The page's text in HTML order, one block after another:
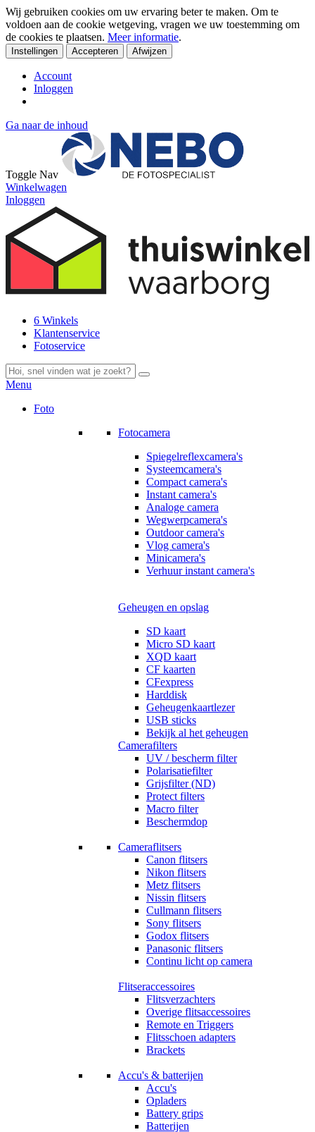
Wij gebruiken cookies om uw ervaring beter te maken. Om te
voldoen aan de cookie wetgeving, vragen we uw toestemming om
de cookies te plaatsen. Meer informatie.
Instellingen Accepteren Afwijzen
Account
Inloggen
Ga naar de inhoud
Toggle Nav
Winkelwagen
Inloggen
6 Winkels
Klantenservice
Fotoservice
Menu
Foto
Fotocamera
Spiegelreflexcamera's
Systeemcamera's
Compact camera's
Instant camera's
Analoge camera
Wegwerpcamera's
Outdoor camera's
Vlog camera's
Minicamera's
Verhuur instant camera's
Geheugen en opslag
SD kaart
Micro SD kaart
XQD kaart
CF kaarten
CFexpress
Harddisk
Geheugenkaartlezer
USB sticks
Bekijk al het geheugen
Camerafilters
UV / bescherm filter
Polarisatiefilter
Grijsfilter (ND)
Protect filters
Macro filter
Beschermdop
Cameraflitsers
Canon flitsers
Nikon flitsers
Metz flitsers
Nissin flitsers
Cullmann flitsers
Sony flitsers
Godox flitsers
Panasonic flitsers
Continu licht op camera
Flitseraccessoires
Flitsverzachters
Overige flitsaccessoires
Remote en Triggers
Flitsschoen adapters
Brackets
Accu's & batterijen
Accu's
Opladers
Battery grips
Batterijen